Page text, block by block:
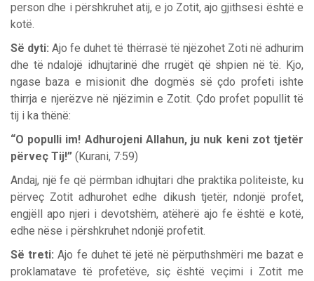
person dhe i përshkruhet atij, e jo Zotit, ajo gjithsesi është e
kotë.
Së dyti:Ajo fe duhet të thërrasë të njëzohet Zoti në adhurim
dhe të ndalojë idhujtarinë dhe rrugët që shpien në të. Kjo,
ngase baza e misionit dhe dogmës së çdo profeti ishte
thirrja e njerëzve në njëzimin e Zotit. Çdo profet popullit të
tij i ka thënë:
“O populli im! Adhurojeni Allahun, ju nuk keni zot tjetër
përveç Tij!” (Kurani, 7:59)
Andaj, një fe që përmban idhujtari dhe praktika politeiste, ku
përveç Zotit adhurohet edhe dikush tjetër, ndonjë profet,
engjëll apo njeri i devotshëm, atëherë ajo fe është e kotë,
edhe nëse i përshkruhet ndonjë profetit.
Së treti:Ajo fe duhet të jetë në përputhshmëri me bazat e
proklamatave të profetëve, siç është veçimi i Zotit me